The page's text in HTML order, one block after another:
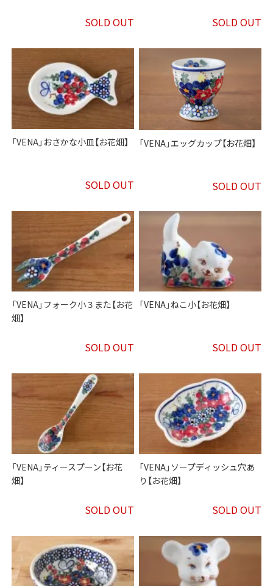
SOLD OUT SOLD OUT
「VENA」おさかな小皿【お花畑】
SOLD OUT
「VENA」エッグカップ【お花畑】
SOLD OUT
「VENA」フォーク小３また【お花
畑】
SOLD OUT
「VENA」ねこ小【お花畑】
SOLD OUT
「VENA」ティースプーン【お花
畑】
SOLD OUT
「VENA」ソープディッシュ穴あ
り【お花畑】
SOLD OUT